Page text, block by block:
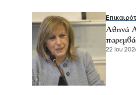
Αθηνά
22 Ιου